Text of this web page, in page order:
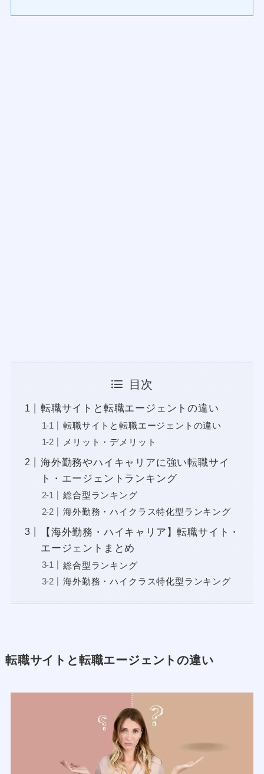
目次
転職サイトと転職エージェントの違い
転職サイトと転職エージェントの違い
メリット・デメリット
海外勤務やハイキャリアに強い転職サイ
ト・エージェントランキング
総合型ランキング
海外勤務・ハイクラス特化型ランキング
【海外勤務・ハイキャリア】転職サイト・
エージェントまとめ
総合型ランキング
海外勤務・ハイクラス特化型ランキング
転職サイトと転職エージェントの違い